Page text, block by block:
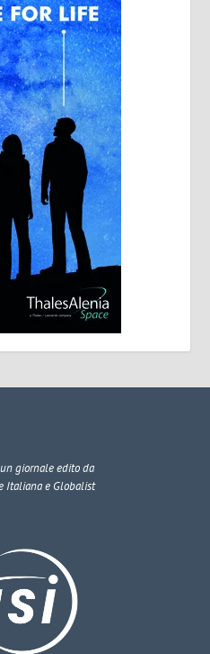
giornale edito da
Italiana e Globalist